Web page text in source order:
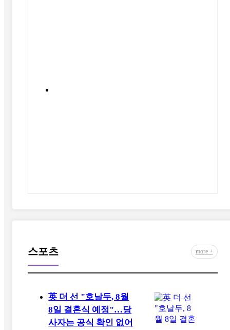
스포츠 more +
英 더 선 "호날두, 8월
8일 결혼식 예정"…당
사자는 공식 확인 없어